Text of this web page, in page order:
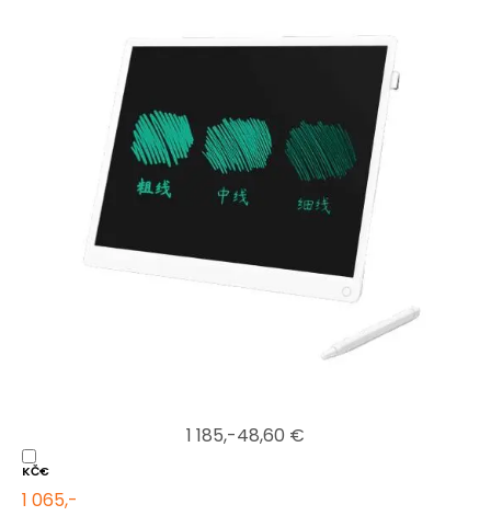
1 185,-48,60 €
KČ€
1 065,-